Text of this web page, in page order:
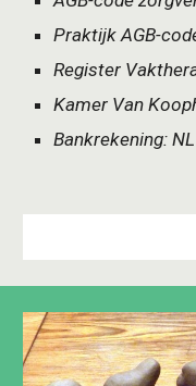
Praktijk AGB-
Register
Kamer Van
Bankrekening: